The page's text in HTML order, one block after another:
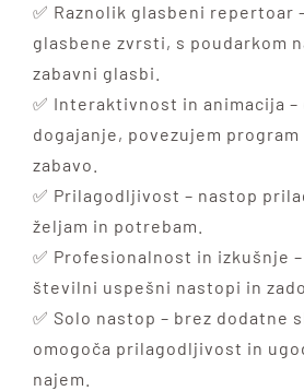
✅ Raznolik glasbeni repertoar
glasbene zvrsti, s poudarkom
zabavni glasbi.
✅ Interaktivnost in animacija
dogajanje, povezujem program
zabavo.
✅ Prilagodljivost – nastop
željam in potrebam.
✅ Profesionalnost in izkušnje –
številni uspešni nastopi in
✅ Solo nastop – brez dodatne
omogoča prilagodljivost in
najem.